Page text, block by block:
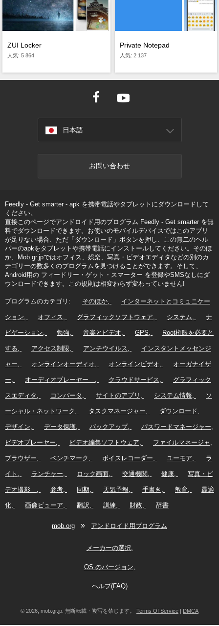
ZUI Locker
人気: 5 864
Private Notepad
人気: 2 137
日本語
お問い合わせ
Feedly - Get smarter - apk を携帯電話やタブレットにダウンロードして
ください。
直接このページでアンドロイド用のプログラム Feedly - Get smarter を無
料でダウンロードできます。お使いのモバイルデバイスではこのアプリ
が足りない場合、ただ「ダウンロード」ボタンを押し、この無二のヘル
パーのapkをタブレットや携帯電話にインストールしてください。そのほ
か、Mob.gr.jpではオフィス、娯楽、写真・ビデオエディタなどの別のカ
テゴリーの数多くのプログラムを見つけることができます。そして、
Android用の フィードリー・ゲット・スマーター を登録やSMSなしにダ
ウンロードできます。この規則は相変わらず変わっていません!
プログラムのカテゴリ: そのほか インターネットとコミュニケー
ション オフィス グラフィックソフトウェア システム ナ
ビゲーション 勉強 音楽とビデオ GPS Root権限を必要と
する アクセス制限 アンチウイルス インスタントメッセンジ
ャー オンラインオーディオ オンラインビデオ オーガナイザ
ー オーディオプレーヤー クラウドサービス グラフィック
スエディタ コンバータ サイトのアプリ システム情報 ソ
ーシャル・ネットワーク タスクマネージャー ダウンロード
デザイン データ保護 バックアップ パスワードマネージャー
ビデオプレーヤー ビデオ編集ソフトウェア ファイルマネージャ
ブラウザー ベンチマーク ボイスレコーダー ユーモア ラ
イト ランチャー ロック画面 交通機関 健康 写真・ビ
デオ撮影 参考 同期 天気予報 手書き 教育 最適
化 画像ビューア 翻訳 訓練 財政 辞書
mob.org » アンドロイド用プログラム
メーカーの選択
OS のバージョン
ヘルプ(FAQ)
© 2026, mob.gr.jp. 無断転載・複写を禁じます。 Terms Of Service | DMCA